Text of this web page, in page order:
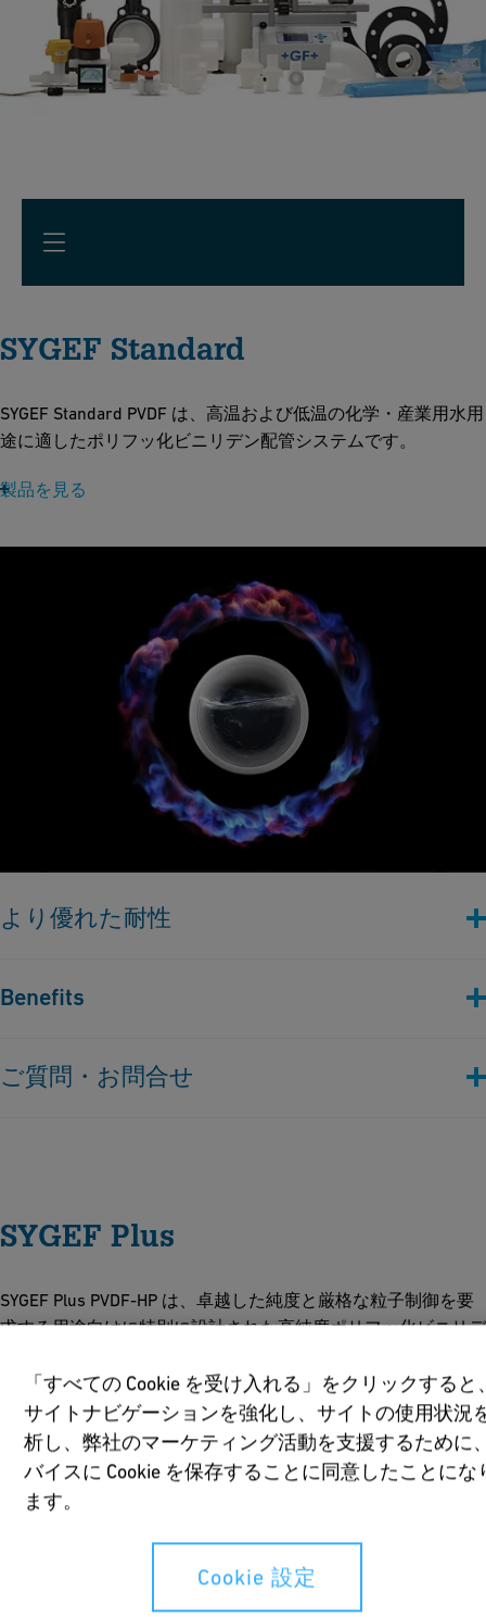
SYGEF Standard
SYGEF Standard PVDF は、高温および低温の化学・産業用水用
途に適したポリフッ化ビニリデン配管システムです。
製品を見る
より優れた耐性
で優れた機械的強度と攻撃的物質に対する化学耐性を提供しま
Benefits
優れた温度範囲
ご質問・お問合せ
専門家に相談する
SYGEF Plus
SYGEF Plus PVDF-HP は、卓越した純度と厳格な粒子制御を要
求する用途向けに特別に設計された高純度ポリフッ化ビニリデ
製品を見る
さらなる純度
PVDF-HP システムは、SYGEF Standardの堅牢な特徴を基にし
て、純度特性を向上させています。ISO クラス 5 (100) クリー
ンルーム条件下での綿密な製造プロセスとすべての製品が二重
「すべての Cookie を受け入れる」をクリックすると
サイトナビゲーションを強化し、サイトの使用状況
析し、弊社のマーケティング活動を支援するために
バイスに Cookie を保存することに同意したことにな
ます。
Cookie 設定